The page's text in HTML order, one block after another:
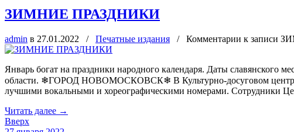
ЗИМНИЕ ПРАЗДНИКИ
admin в 27.01.2022 / Печатные издания / Комментарии к записи
Январь богат на праздники народного календаря. Даты славянского
области. ❄ГОРОД НОВОМОСКОВСК❄ В Культурно-досуговом центре
лучшими вокальными и хореографическими номерами. Сотрудники
Читать далее →
Вверх